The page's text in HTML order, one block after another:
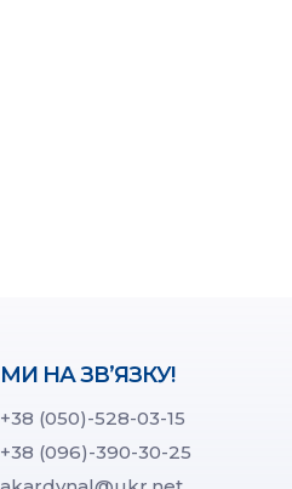
МИ НА ЗВ’ЯЗКУ!
+38 (050)-528-03-15
+38 (096)-390-30-25